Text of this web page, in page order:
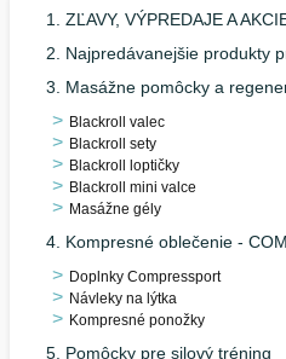
1. ZĽAVY, VÝPREDAJE A
2. Najpredávanejšie produkty
3. Masážne pomôcky a
Blackroll valec
Blackroll sety
Blackroll loptičky
Blackroll mini valce
Masážne gély
4. Kompresné oblečenie -
Doplnky Compressport
Návleky na lýtka
Kompresné ponožky
5. Pomôcky pre silový tréning